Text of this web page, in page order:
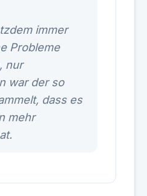
immer
Probleme
nur
war der so
dass es
mehr